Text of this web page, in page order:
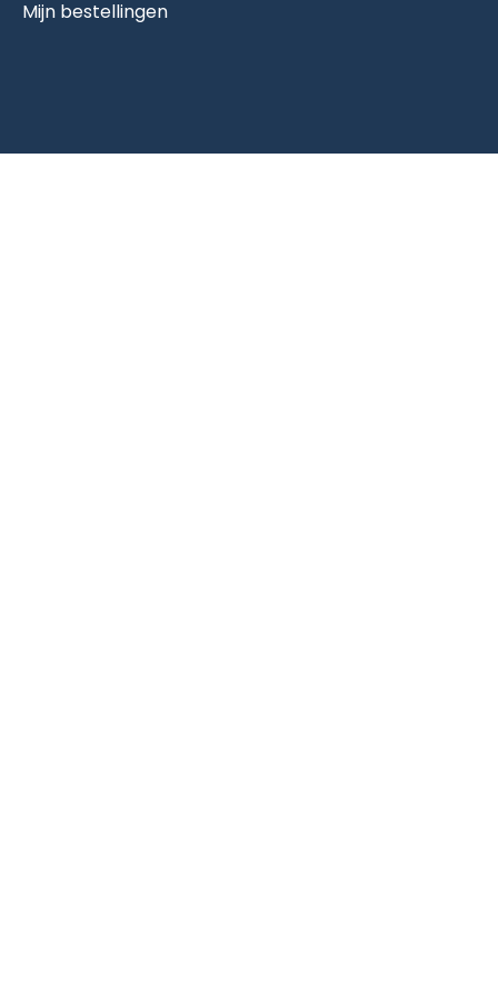
Mijn bestellingen